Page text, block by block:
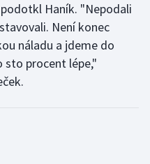
Haník. "Nepodali
Není konec
náladu a jdeme do
sto procent lépe,"